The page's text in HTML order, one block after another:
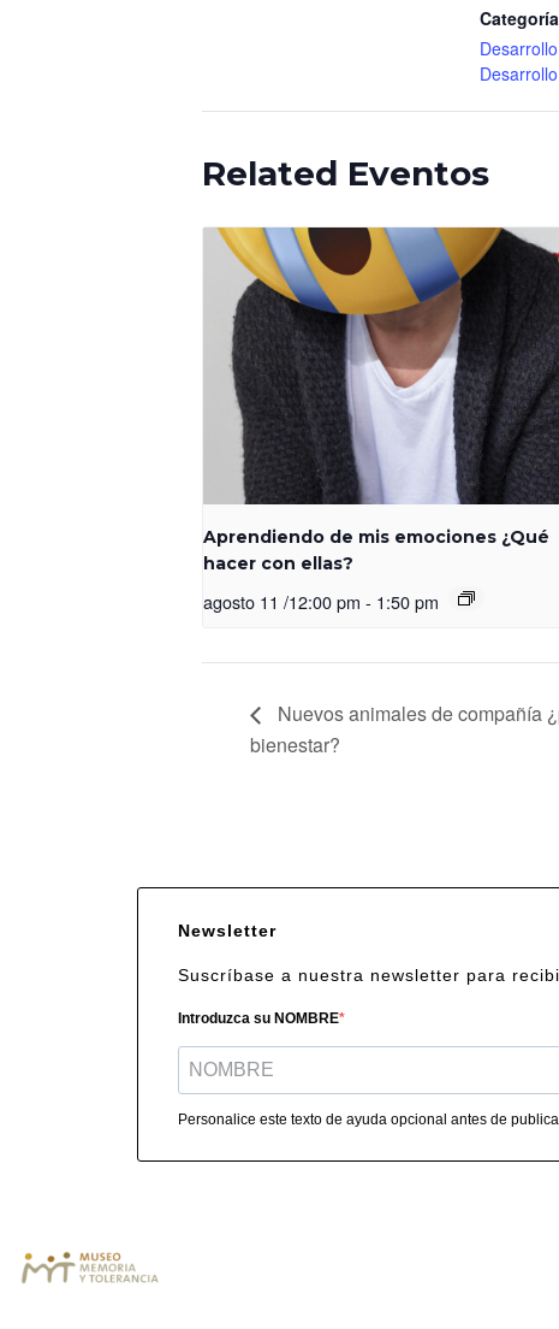
Related Eventos
Aprendiendo de mis emociones ¿Qué
hacer con ellas?
agosto 11 /12:00 pm - 1:50 pm
Nuevos animales de compañía
bienestar?
Newsletter
Suscríbase a nuestra newsletter para
Introduzca su NOMBRE
Personalice este texto de ayuda opcional antes de